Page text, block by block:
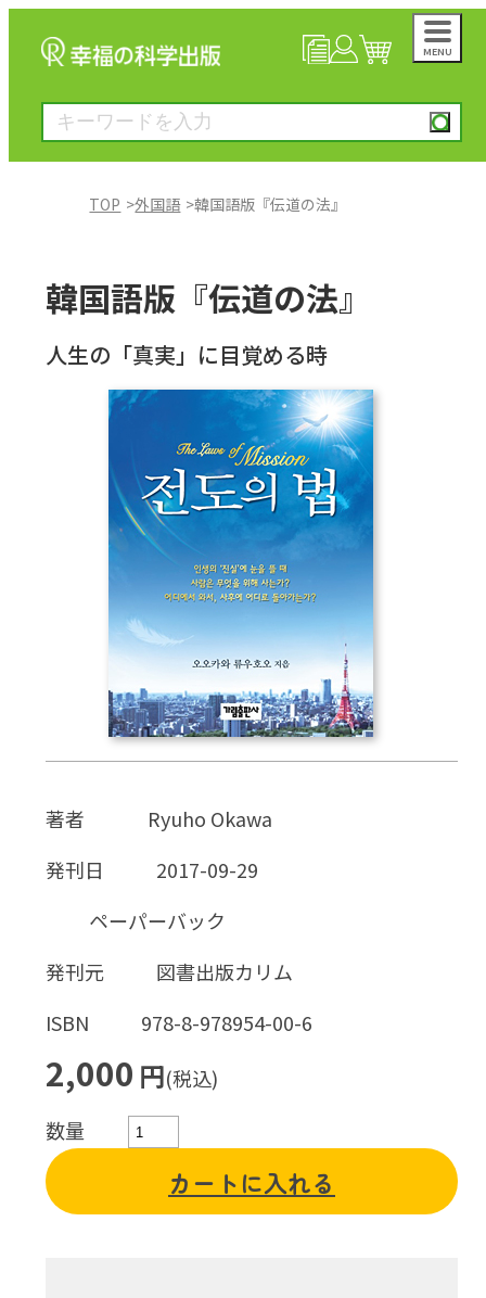
MENU
絵本
雑誌
CD
DVD・ブルーレイ
雑貨
外国語
TOP 外国語 韓国語版『伝道の法』
韓国語版『伝道の法』
人生の「真実」に目覚める時
著者
Ryuho Okawa
発刊日
2017-09-29
ペーパーバック
発刊元
図書出版カリム
ISBN
978-8-978954-00-6
2,000 円(税込)
数量
カートに入れる